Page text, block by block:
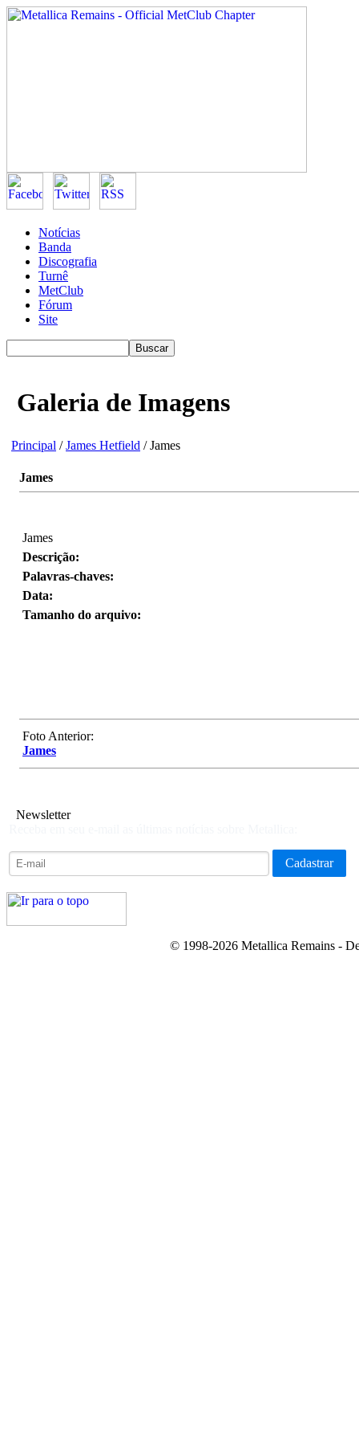
Notícias
Banda
Discografia
Turnê
MetClub
Fórum
Site
Galeria de Imagens
Principal /James Hetfield / James
James
James
Descrição:
Palavras-chaves:
Data:
Tamanho do arquivo:
Foto Anterior:
James
Newsletter
© 1998-2026 Metallica Remains -